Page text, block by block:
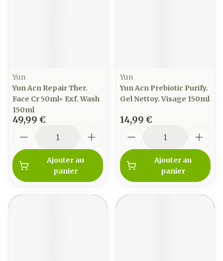
Yun
Yun Acn Repair Ther.
Face Cr 50ml+ Exf. Wash
150ml
49,99 €
Ajouter au
panier
Yun
Yun Acn Prebiotic Purify.
Gel Nettoy. Visage 150ml
14,99 €
Ajouter au
panier